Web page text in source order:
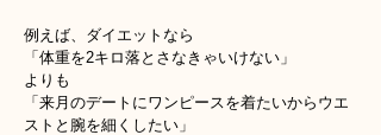
例えば、ダイエットなら
「体重を2キロ落とさなきゃいけない」
よりも
「来月のデートにワンピースを着たいからウエ
ストと腕を細くしたい」